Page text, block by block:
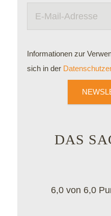
Informationen zur
sich in der
DAS
6,0 von 6,0